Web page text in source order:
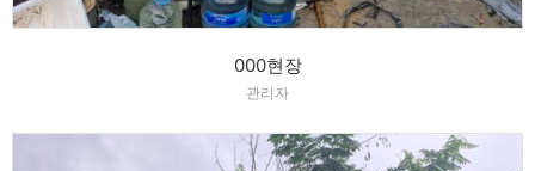
000현장
관리자